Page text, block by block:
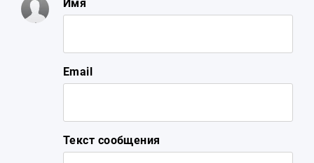
Имя
Email
Текст сообщения